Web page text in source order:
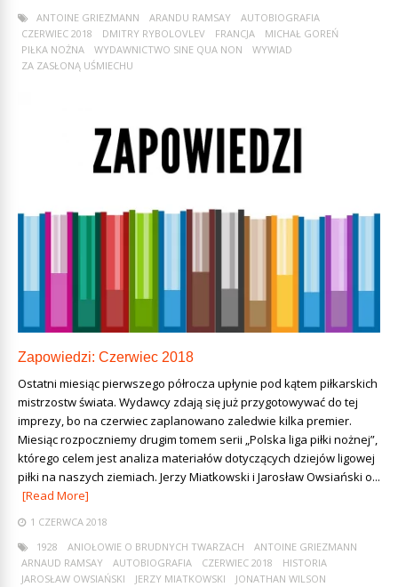
ANTOINE GRIEZMANN
ARANDU RAMSAY
AUTOBIOGRAFIA
CZERWIEC 2018
DMITRY RYBOLOVLEV FRANCJA
MICHAŁ GOREŃ
PIŁKA NOŻNA
WYDAWNICTWO SINE QUA NON
WYWIAD
ZA ZASŁONĄ UŚMIECHU
Zapowiedzi: Czerwiec 2018
Ostatni miesiąc pierwszego półrocza upłynie pod kątem piłkarskich
mistrzostw świata. Wydawcy zdają się już przygotowywać do tej
imprezy, bo na czerwiec zaplanowano zaledwie kilka premier.
Miesiąc rozpoczniemy drugim tomem serii „Polska liga piłki nożnej”,
którego celem jest analiza materiałów dotyczących dziejów ligowej
piłki na naszych ziemiach. Jerzy Miatkowski i Jarosław Owsiański o...
[Read More]
1 CZERWCA 2018
1928
ANIOŁOWIE O BRUDNYCH TWARZACH
ANTOINE GRIEZMANN
ARNAUD RAMSAY
AUTOBIOGRAFIA CZERWIEC 2018
HISTORIA
JAROSŁAW OWSIAŃSKI
JERZY MIATKOWSKI
JONATHAN WILSON